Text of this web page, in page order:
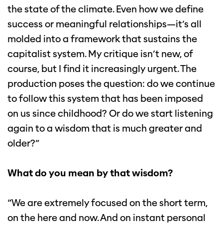
the state of the climate. Even how we define
success or meaningful relationships—it’s all
molded into a framework that sustains the
capitalist system. My critique isn’t new, of
course, but I find it increasingly urgent. The
production poses the question: do we continue
to follow this system that has been imposed
on us since childhood? Or do we start listening
again to a wisdom that is much greater and
older?”
What do you mean by that wisdom?
“We are extremely focused on the short term,
on the here and now. And on instant personal